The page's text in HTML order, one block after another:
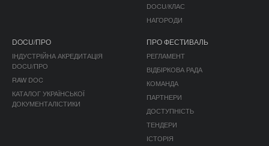
DOCU/КЛАС
НАГОРОДИ
DOCU/ПРО
ІНДУСТРІЙНА АКРЕДИТАЦІЯ
DOCU/ПРО
RAW DOC
КАТАЛОГ УКРАЇНСЬКОЇ
ДОКУМЕНТАЛІСТИКИ
ПРО ФЕСТИВАЛЬ
РЕГЛАМЕНТ
ВІДБІРКОВА РАДА
КОМАНДА
ПАРТНЕРИ
ДОСТУПНІСТЬ
ТЕНДЕРИ
ІСТОРІЯ